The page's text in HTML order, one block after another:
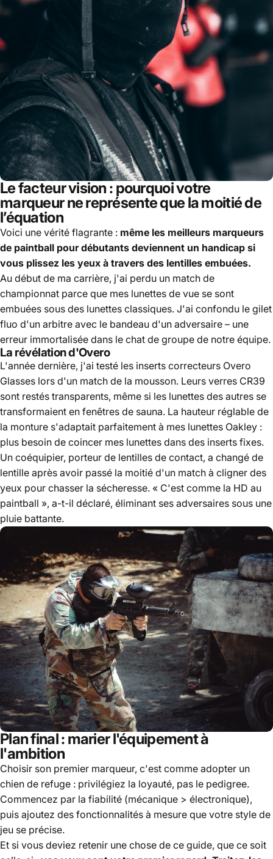
Le facteur vision : pourquoi votre
marqueur ne représente que la moitié de
l’équation
Voici une vérité flagrante : même les meilleurs marqueurs
de paintball pour débutants deviennent un handicap si
vous plissez les yeux à travers des lentilles embuées.
Au début de ma carrière, j'ai perdu un match de
championnat parce que mes lunettes de vue se sont
embuées sous des lunettes classiques. J'ai confondu le gilet
fluo d'un arbitre avec le bandeau d'un adversaire – une
erreur immortalisée dans le chat de groupe de notre équipe.
La révélation d'Overo
L'année dernière, j'ai testé les inserts correcteurs Overo
Glasses lors d'un match de la mousson. Leurs verres CR39
sont restés transparents, même si les lunettes des autres se
transformaient en fenêtres de sauna. La hauteur réglable de
la monture s'adaptait parfaitement à mes lunettes Oakley :
plus besoin de coincer mes lunettes dans des inserts fixes.
Un coéquipier, porteur de lentilles de contact, a changé de
lentille après avoir passé la moitié d'un match à cligner des
yeux pour chasser la sécheresse. « C'est comme la HD au
paintball », a-t-il déclaré, éliminant ses adversaires sous une
pluie battante.
Plan final : marier l'équipement à
l'ambition
Choisir son premier marqueur, c'est comme adopter un
chien de refuge : privilégiez la loyauté, pas le pedigree.
Commencez par la fiabilité (mécanique > électronique),
puis ajoutez des fonctionnalités à mesure que votre style de
jeu se précise.
Et si vous deviez retenir une chose de ce guide, que ce soit